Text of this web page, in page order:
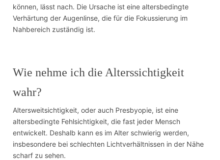
können, lässt nach. Die Ursache ist eine altersbedingte
Verhärtung der Augenlinse, die für die Fokussierung im
Nahbereich zuständig ist.
Wie nehme ich die Alterssichtigkeit
wahr?
Altersweitsichtigkeit, oder auch Presbyopie, ist eine
altersbedingte Fehlsichtigkeit, die fast jeder Mensch
entwickelt. Deshalb kann es im Alter schwierig werden,
insbesondere bei schlechten Lichtverhältnissen in der Nähe
scharf zu sehen.